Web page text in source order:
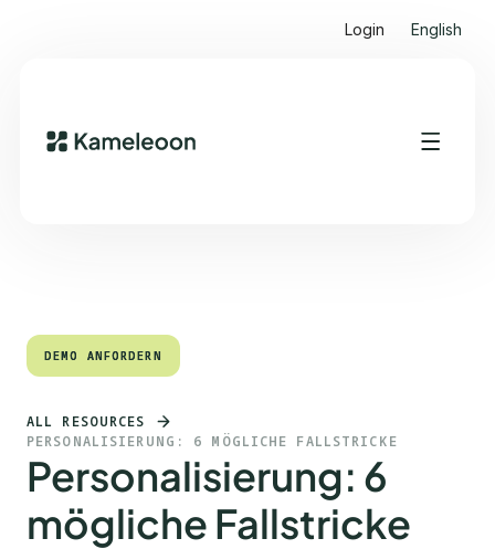
Login English
Quick Links
DEMO ANFORDERN
DEMO ANFORDERN
ALL RESOURCES
PERSONALISIERUNG: 6 MÖGLICHE FALLSTRICKE
Personalisierung: 6
mögliche Fallstricke